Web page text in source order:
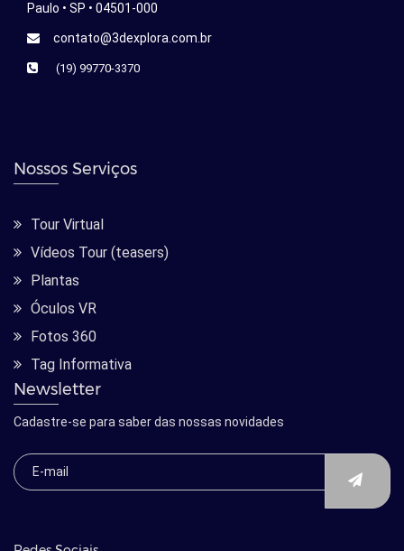
Paulo • SP • 04501-000
contato@3dexplora.com.br
(19) 99770-3370
Nossos Serviços
Tour Virtual
Vídeos Tour (teasers)
Plantas
Óculos VR
Fotos 360
Tag Informativa
Newsletter
Cadastre-se para saber das nossas novidades